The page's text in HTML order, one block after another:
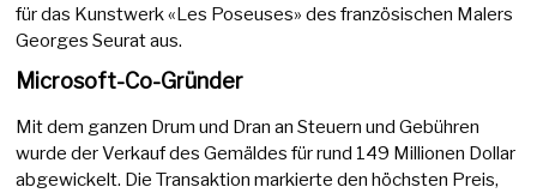
für das Kunstwerk «Les Poseuses» des französischen Malers
Georges Seurat aus.
Microsoft-Co-Gründer
Mit dem ganzen Drum und Dran an Steuern und Gebühren
wurde der Verkauf des Gemäldes für rund 149 Millionen Dollar
abgewickelt. Die Transaktion markierte den höchsten Preis,